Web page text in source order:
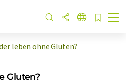
leben ohne Gluten?
Gluten?